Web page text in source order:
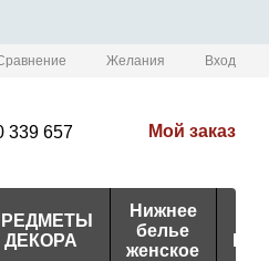
Желания Вход
339 657 Мой заказ
ДЕКОРА
Нижнее
белье
женское